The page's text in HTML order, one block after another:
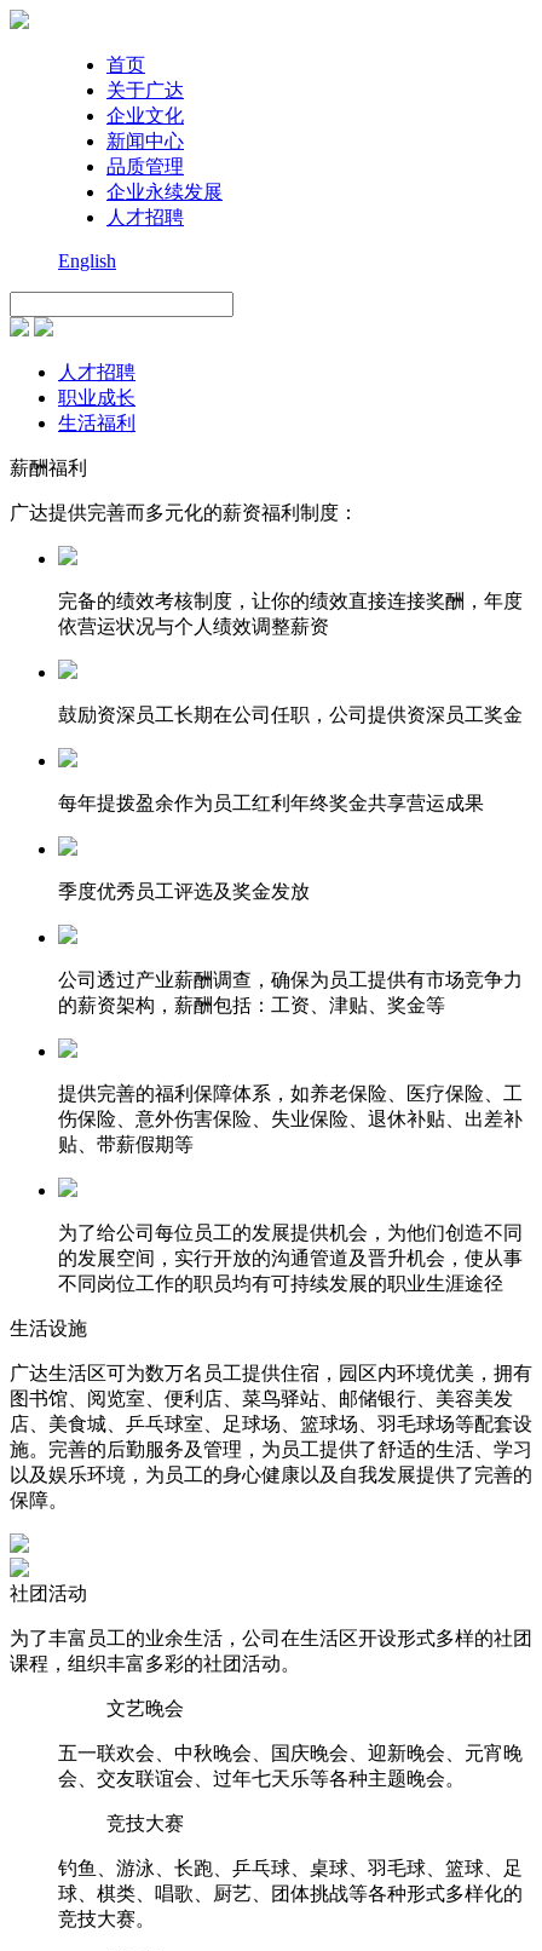
首页
关于广达
企业文化
新闻中心
品质管理
企业永续发展
人才招聘
English
人才招聘
职业成长
生活福利
薪酬福利
广达提供完善而多元化的薪资福利制度：
完备的绩效考核制度，让你的绩效直接连接奖酬，年度
依营运状况与个人绩效调整薪资
鼓励资深员工长期在公司任职，公司提供资深员工奖金
每年提拨盈余作为员工红利年终奖金共享营运成果
季度优秀员工评选及奖金发放
公司透过产业薪酬调查，确保为员工提供有市场竞争力
的薪资架构，薪酬包括：工资、津贴、奖金等
提供完善的福利保障体系，如养老保险、医疗保险、工
伤保险、意外伤害保险、失业保险、退休补贴、出差补
贴、带薪假期等
为了给公司每位员工的发展提供机会，为他们创造不同
的发展空间，实行开放的沟通管道及晋升机会，使从事
不同岗位工作的职员均有可持续发展的职业生涯途径
生活设施
广达生活区可为数万名员工提供住宿，园区内环境优美，拥有
图书馆、阅览室、便利店、菜鸟驿站、邮储银行、美容美发
店、美食城、乒乓球室、足球场、篮球场、羽毛球场等配套设
施。完善的后勤服务及管理，为员工提供了舒适的生活、学习
以及娱乐环境，为员工的身心健康以及自我发展提供了完善的
保障。
社团活动
为了丰富员工的业余生活，公司在生活区开设形式多样的社团
课程，组织丰富多彩的社团活动。
文艺晚会
五一联欢会、中秋晚会、国庆晚会、迎新晚会、元宵晚
会、交友联谊会、过年七天乐等各种主题晚会。
竞技大赛
钓鱼、游泳、长跑、乒乓球、桌球、羽毛球、篮球、足
球、棋类、唱歌、厨艺、团体挑战等各种形式多样化的
竞技大赛。